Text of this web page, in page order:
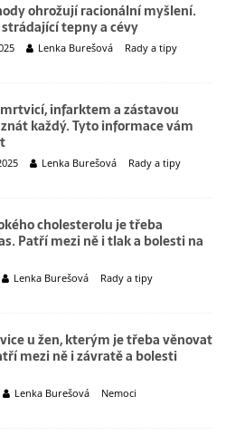
ohrožují racionální myšlení.
tepny a cévy
Lenka Burešová Rady a tipy
infarktem a zástavou
každý. Tyto informace vám
Lenka Burešová Rady a tipy
cholesterolu je třeba
Patří mezi ně i tlak a bolesti na
Lenka Burešová Rady a tipy
u žen, kterým je třeba věnovat
mezi ně i závratě a bolesti
Lenka Burešová Nemoci